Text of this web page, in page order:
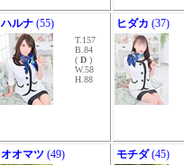
ハルナ (55)
T.157
B.84
( D )
W.58
H.88
ヒダカ (37)
オオマツ (49) モチダ(45)